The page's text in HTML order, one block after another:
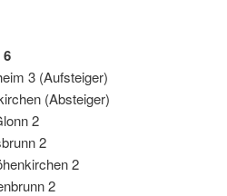
3 (Aufsteiger)
(Absteiger)
2
2
2
2